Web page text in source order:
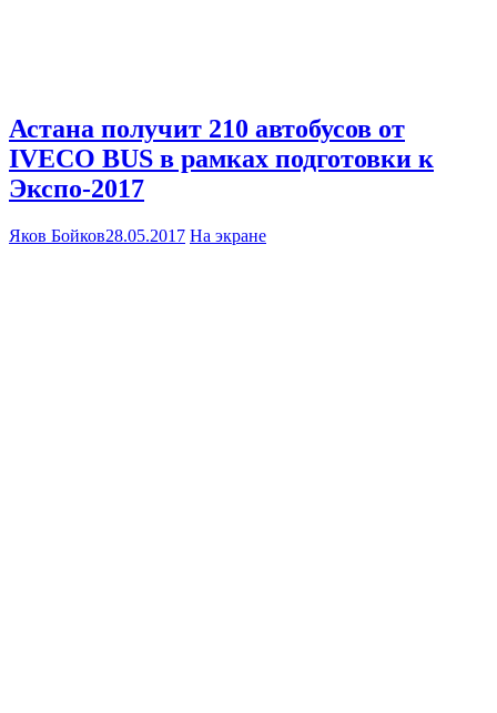
Астана получит 210 автобусов от
IVECO BUS в рамках подготовки к
Экспо-2017
Яков Бойков28.05.2017 На экране